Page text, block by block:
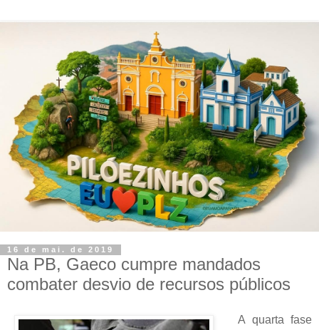
16 de mai. de 2019
Na PB, Gaeco cumpre mandados
combater desvio de recursos públicos
A quarta fase